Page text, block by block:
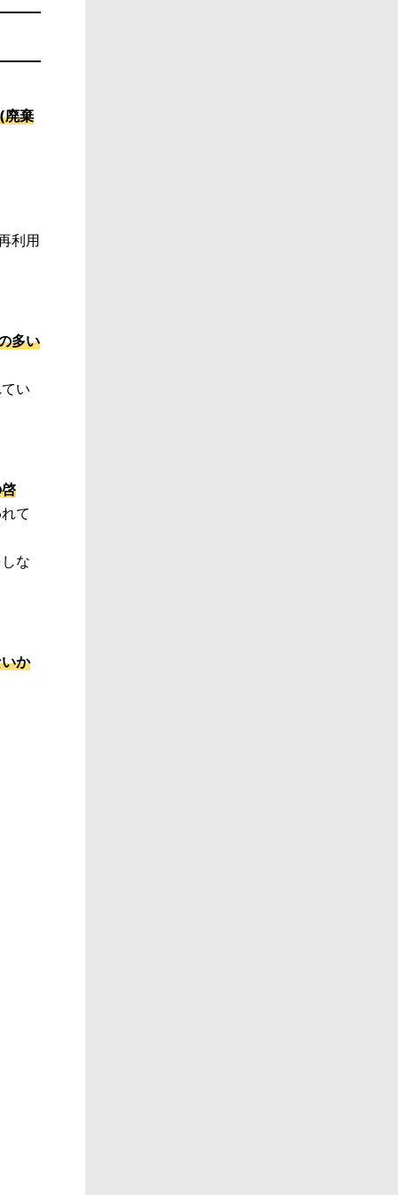
廃棄
利用
多い
い
て
な
か